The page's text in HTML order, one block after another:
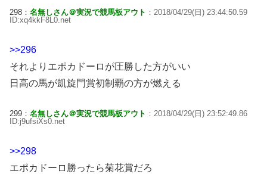
298： 名無しさん＠実況で競馬板アウト ：2018/04/29(日) 23:44:50.59
ID:xq4kkF8L0.net
>>296
それよりエポカドーロが圧勝した方がいい
日高の馬が凱旋門賞初制覇の方が燃える
299： 名無しさん＠実況で競馬板アウト ：2018/04/29(日) 23:52:49.86
ID:j9ufsiXs0.net
>>298
エポカドーロ勝ったら菊花賞だろ